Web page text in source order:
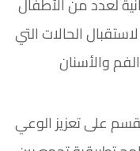
الحالات التي
والأسنان
على تعزيز الوعي